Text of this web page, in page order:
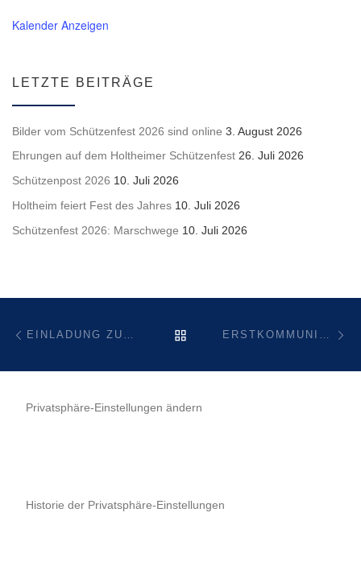
Kalender Anzeigen
LETZTE BEITRÄGE
Bilder vom Schützenfest 2026 sind online 3. August 2026
Ehrungen auf dem Holtheimer Schützenfest 26. Juli 2026
Schützenpost 2026 10. Juli 2026
Holtheim feiert Fest des Jahres 10. Juli 2026
Schützenfest 2026: Marschwege 10. Juli 2026
Beitragsnavigation
EINLADUNG ZUM INFO- UND ÜBUNGSABEND ZURÜCK ZUR ERSTKOMMUNION AM 23.4.2023 IN HOLTHEIM
Privatsphäre-Einstellungen ändern
Historie der Privatsphäre-Einstellungen